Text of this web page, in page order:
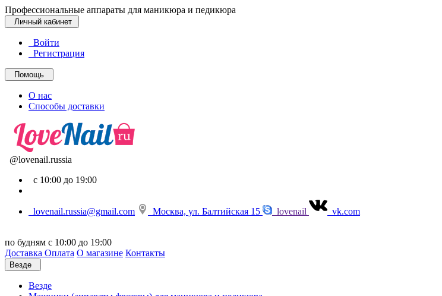
Профессиональные аппараты для маникюра и педикюра
Личный кабинет
Войти
Регистрация
Помощь
О нас
Способы доставки
@lovenail.russia
с 10:00 до 19:00
lovenail.russia@gmail.com Москва, ул. Балтийская 15 lovenail vk.com
по будням с 10:00 до 19:00
Доставка Оплата О магазине Контакты
Везде
Везде